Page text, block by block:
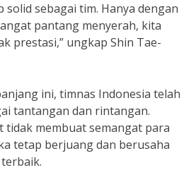
solid sebagai tim. Hanya dengan
pantang menyerah, kita
prestasi,” ungkap Shin Tae-
ini, timnas Indonesia telah
tantangan dan rintangan.
tidak membuat semangat para
tetap berjuang dan berusaha